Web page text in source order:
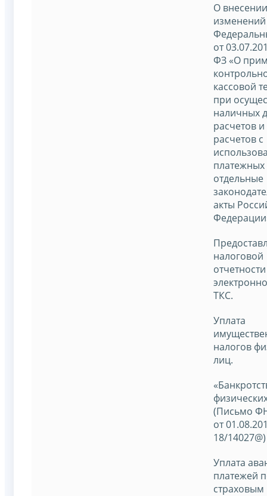
О внесении
от
ФЗ «О
кассовой
при
наличных
расчетов
расчетов с
платежных
отдельные
акты
налоговой
ТКС.
Уплата
налогов
лиц.
(Письмо
от
18/14027@)
Уплата
платежей
страховым